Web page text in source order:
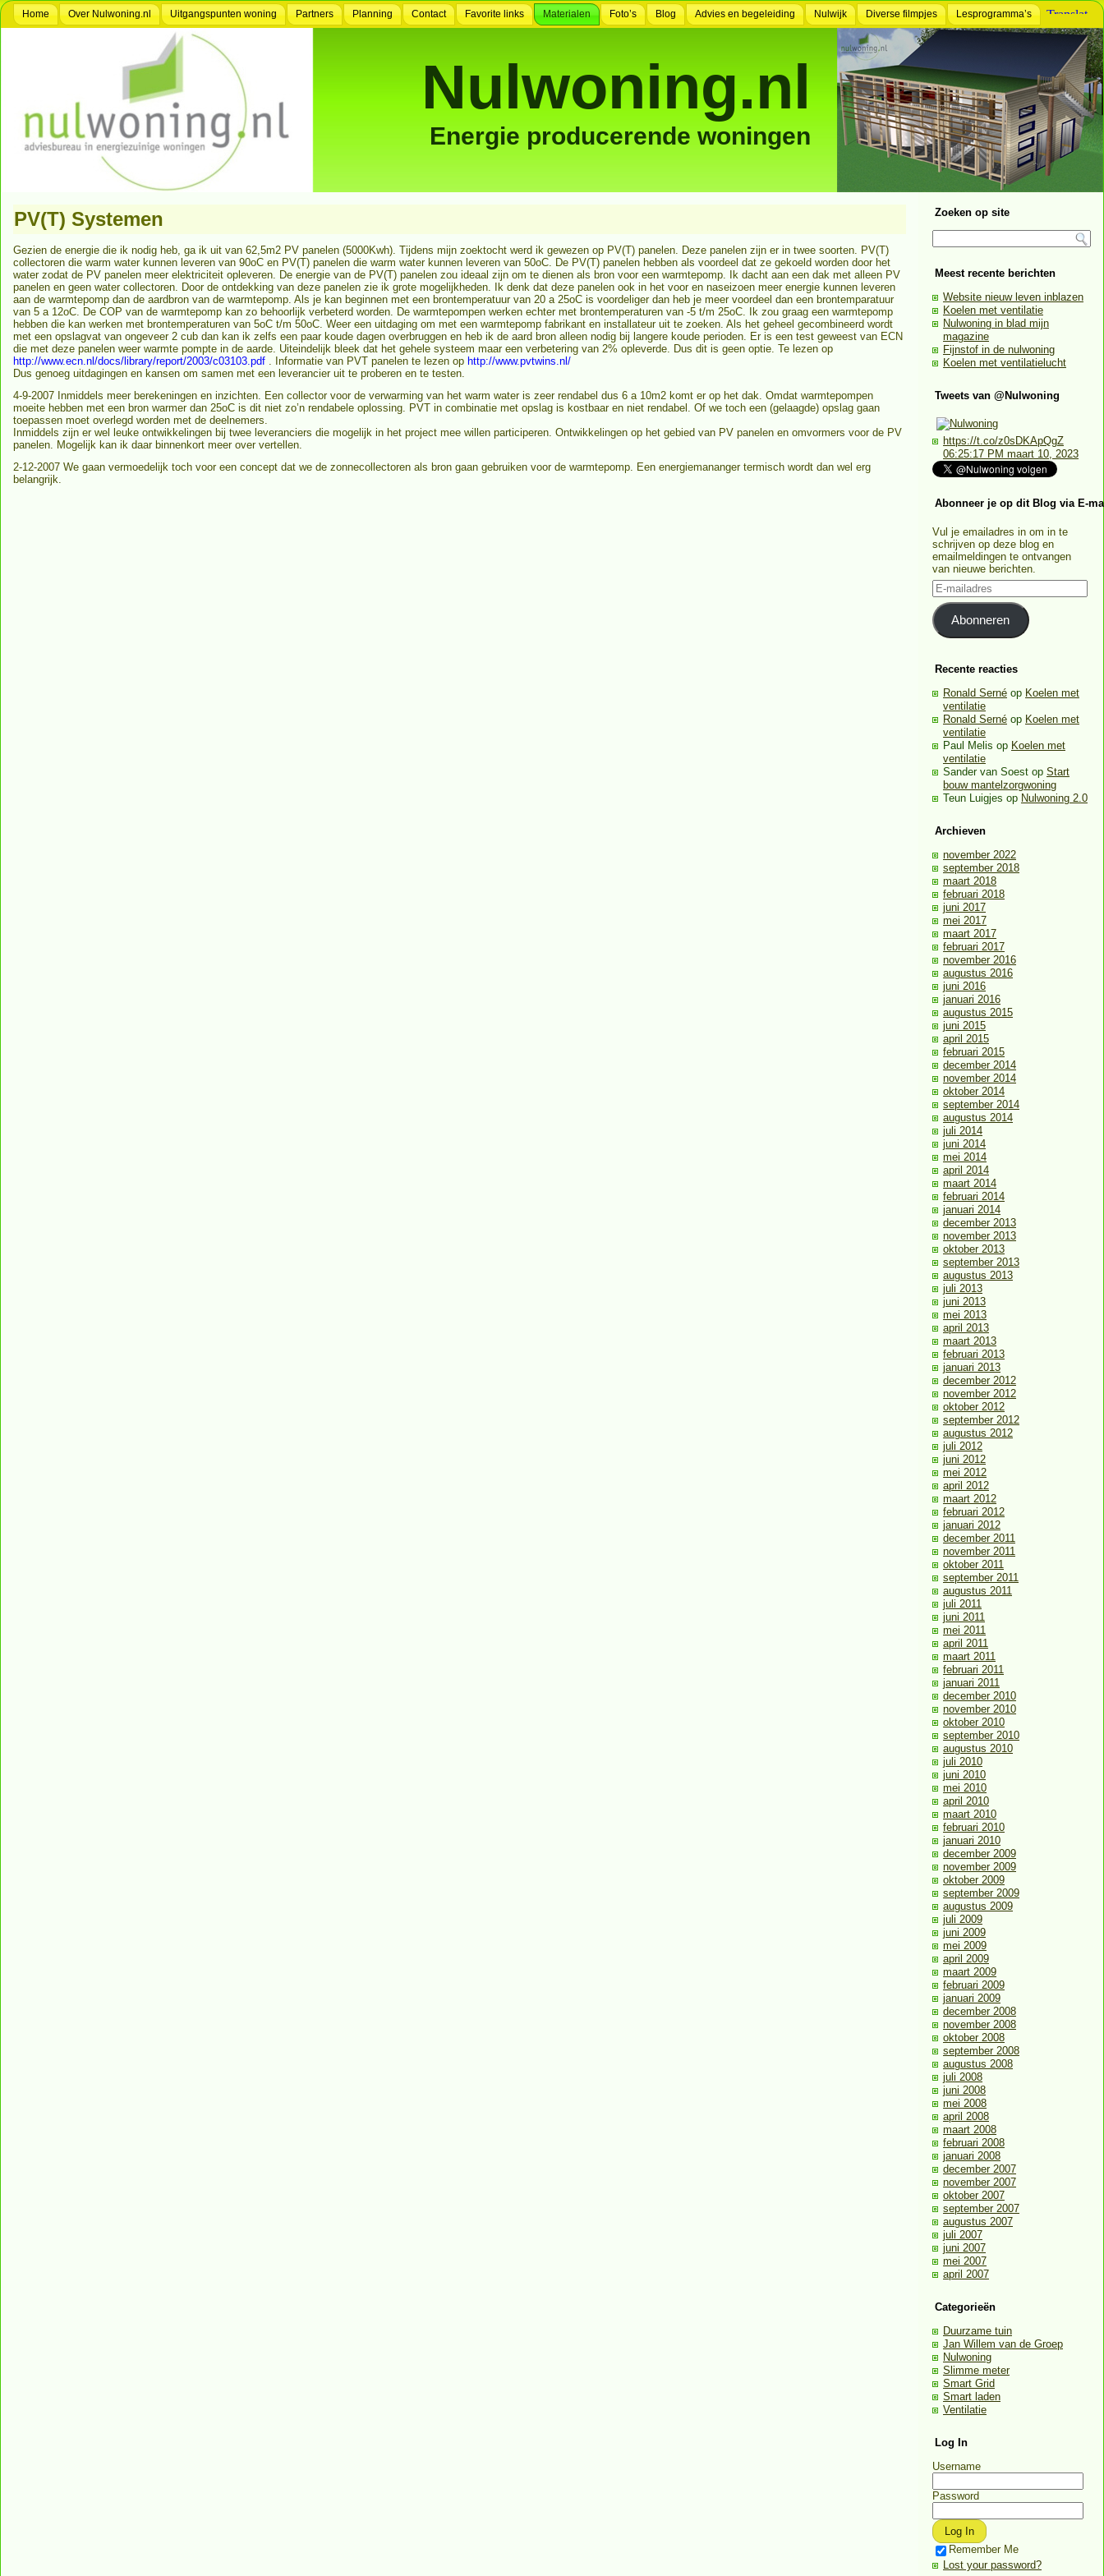
Home Over Nulwoning.nl Uitgangspunten woning Partners Planning Contact Favorite links Materialen Foto’s Blog Advies en begeleiding Nulwijk Diverse filmpjes Lesprogramma’s
Nulwoning.nl
Energie producerende woningen
PV(T) Systemen
Gezien de energie die ik nodig heb, ga ik uit van 62,5m2 PV panelen (5000Kwh). Tijdens mijn zoektocht werd ik gewezen op PV(T) panelen. Deze panelen zijn er in twee soorten. PV(T)
collectoren die warm water kunnen leveren van 90oC en PV(T) panelen die warm water kunnen leveren van 50oC. De PV(T) panelen hebben als voordeel dat ze gekoeld worden door het
water zodat de PV panelen meer elektriciteit opleveren. De energie van de PV(T) panelen zou ideaal zijn om te dienen als bron voor een warmtepomp. Ik dacht aan een dak met alleen PV
panelen en geen water collectoren. Door de ontdekking van deze panelen zie ik grote mogelijkheden. Ik denk dat deze panelen ook in het voor en naseizoen meer energie kunnen leveren
aan de warmtepomp dan de aardbron van de warmtepomp. Als je kan beginnen met een brontemperatuur van 20 a 25oC is voordeliger dan heb je meer voordeel dan een brontemparatuur
van 5 a 12oC. De COP van de warmtepomp kan zo behoorlijk verbeterd worden. De warmtepompen werken echter met brontemperaturen van -5 t/m 25oC. Ik zou graag een warmtepomp
hebben die kan werken met brontemperaturen van 5oC t/m 50oC. Weer een uitdaging om met een warmtepomp fabrikant en installateur uit te zoeken. Als het geheel gecombineerd wordt
met een opslagvat van ongeveer 2 cub dan kan ik zelfs een paar koude dagen overbruggen en heb ik de aard bron alleen nodig bij langere koude perioden. Er is een test geweest van ECN
die met deze panelen weer warmte pompte in de aarde. Uiteindelijk bleek dat het gehele systeem maar een verbetering van 2% opleverde. Dus dit is geen optie. Te lezen op
http://www.ecn.nl/docs/library/report/2003/c03103.pdf . Informatie van PVT panelen te lezen op http://www.pvtwins.nl/
Dus genoeg uitdagingen en kansen om samen met een leverancier uit te proberen en te testen.
4-9-2007 Inmiddels meer berekeningen en inzichten. Een collector voor de verwarming van het warm water is zeer rendabel dus 6 a 10m2 komt er op het dak. Omdat warmtepompen
moeite hebben met een bron warmer dan 25oC is dit niet zo’n rendabele oplossing. PVT in combinatie met opslag is kostbaar en niet rendabel. Of we toch een (gelaagde) opslag gaan
toepassen moet overlegd worden met de deelnemers.
Inmiddels zijn er wel leuke ontwikkelingen bij twee leveranciers die mogelijk in het project mee willen participeren. Ontwikkelingen op het gebied van PV panelen en omvormers voor de PV
panelen. Mogelijk kan ik daar binnenkort meer over vertellen.
2-12-2007 We gaan vermoedelijk toch voor een concept dat we de zonnecollectoren als bron gaan gebruiken voor de warmtepomp. Een energiemananger termisch wordt dan wel erg
belangrijk.
Zoeken op site
Meest recente berichten
Website nieuw leven inblazen
Koelen met ventilatie
Nulwoning in blad mijn
magazine
Fijnstof in de nulwoning
Koelen met ventilatielucht
Tweets van @Nulwoning
https://t.co/z0sDKApQgZ
06:25:17 PM maart 10, 2023
Abonneer je op dit Blog via E-
Vul je emailadres in om in te
schrijven op deze blog en
emailmeldingen te ontvangen
van nieuwe berichten.
E-
mailadres
Abonneren
Recente reacties
Ronald Serné op Koelen met
ventilatie
Ronald Serné op Koelen met
ventilatie
Paul Melis op Koelen met
ventilatie
Sander van Soest op Start
bouw mantelzorgwoning
Teun Luigjes op Nulwoning 2.0
Archieven
november 2022
september 2018
maart 2018
februari 2018
juni 2017
mei 2017
maart 2017
februari 2017
november 2016
augustus 2016
juni 2016
januari 2016
augustus 2015
juni 2015
april 2015
februari 2015
december 2014
november 2014
oktober 2014
september 2014
augustus 2014
juli 2014
juni 2014
mei 2014
april 2014
maart 2014
februari 2014
januari 2014
december 2013
november 2013
oktober 2013
september 2013
augustus 2013
juli 2013
juni 2013
mei 2013
april 2013
maart 2013
februari 2013
januari 2013
december 2012
november 2012
oktober 2012
september 2012
augustus 2012
juli 2012
juni 2012
mei 2012
april 2012
maart 2012
februari 2012
januari 2012
december 2011
november 2011
oktober 2011
september 2011
augustus 2011
juli 2011
juni 2011
mei 2011
april 2011
maart 2011
februari 2011
januari 2011
december 2010
november 2010
oktober 2010
september 2010
augustus 2010
juli 2010
juni 2010
mei 2010
april 2010
maart 2010
februari 2010
januari 2010
december 2009
november 2009
oktober 2009
september 2009
augustus 2009
juli 2009
juni 2009
mei 2009
april 2009
maart 2009
februari 2009
januari 2009
december 2008
november 2008
oktober 2008
september 2008
augustus 2008
juli 2008
juni 2008
mei 2008
april 2008
maart 2008
februari 2008
januari 2008
december 2007
november 2007
oktober 2007
september 2007
augustus 2007
juli 2007
juni 2007
mei 2007
april 2007
Categorieën
Duurzame tuin
Jan Willem van de Groep
Nulwoning
Slimme meter
Smart Grid
Smart laden
Ventilatie
Log In
Username
Password
Remember Me
Lost your password?